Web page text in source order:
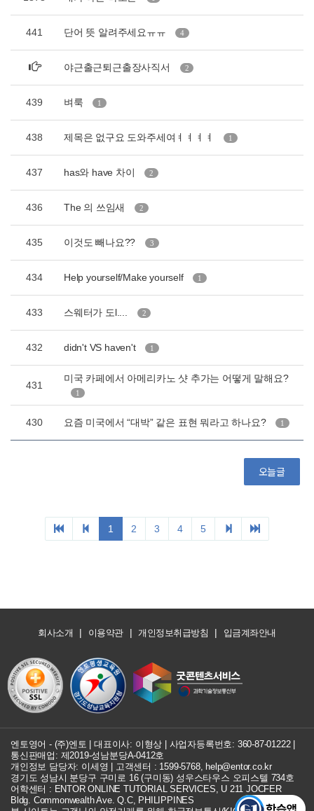
회사소개 | 이용약관 | 개인정보취급방침 | 입금계좌안내
엔토영어 - (주)엔토 | 대표이사: 이형상 | 사업자등록번호: 360-87-01222|
통신판매업: 제2019-성남분당A-0412호
개인정보 담당자: 이세영 | 고객센터 : 1599-5768, help@entor.co.kr
경기도 성남시 분당구 구미로 16 (구미동) 성우스타우스 오피스텔 734호
어학센터 : ENTOR ONLINE TUTORIAL SERVICES, U 211 JOCFER
Bldg. Commonwealth Ave. Q.C, PHILIPPINES